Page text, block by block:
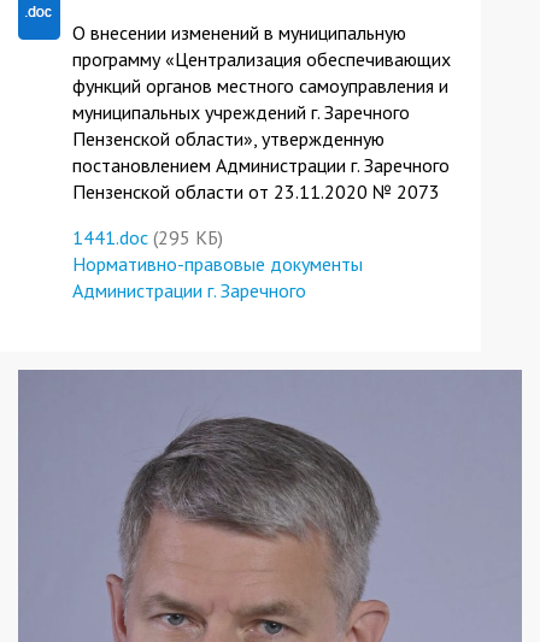
О внесении изменений в муниципальную
программу «Централизация обеспечивающих
функций органов местного самоуправления и
муниципальных учреждений г. Заречного
Пензенской области», утвержденную
постановлением Администрации г. Заречного
Пензенской области от 23.11.2020 № 2073
1441.doc (295 КБ)
Нормативно-правовые документы
Администрации г. Заречного